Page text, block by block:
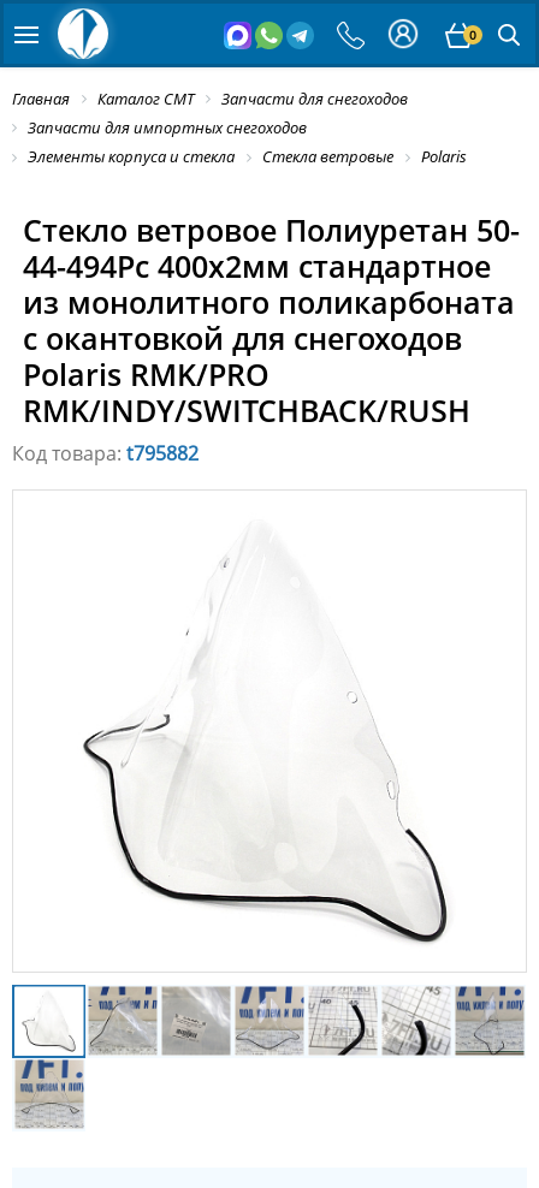
0
Главная Каталог СМТ
Запчасти для снегоходов
Запчасти для импортных снегоходов
Элементы корпуса и стекла
Стекла ветровые Polaris
Стекло ветровое Полиуретан 50-
44-494Pc 400x2мм стандартное
из монолитного поликарбоната
с окантовкой для снегоходов
Polaris RMK/PRO
RMK/INDY/SWITCHBACK/RUSH
Код товара: t795882